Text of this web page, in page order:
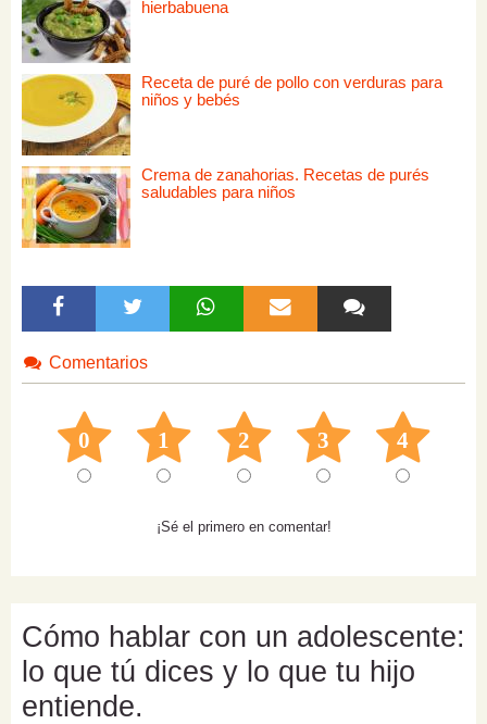
hierbabuena
Receta de puré de pollo con verduras para
niños y bebés
Crema de zanahorias. Recetas de purés
saludables para niños
Comentarios
0 1 2 3 4
¡Sé el primero en comentar!
Cómo hablar con un adolescente:
lo que tú dices y lo que tu hijo
entiende.